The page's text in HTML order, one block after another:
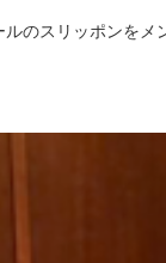
ルのスリッポンをメ